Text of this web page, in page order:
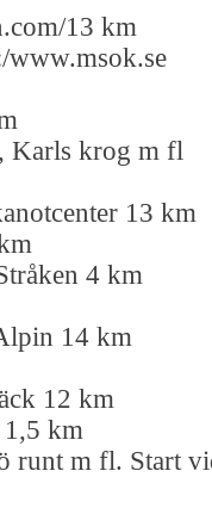
13 km
Karls krog m fl
13 km
4 km
14 km
12 km
1,5 km
runt m fl. Start